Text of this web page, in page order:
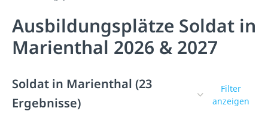
Ausbildungsplätze Soldat in
Marienthal 2026 & 2027
Soldat in Marienthal (23
Ergebnisse)
Filter
anzeigen